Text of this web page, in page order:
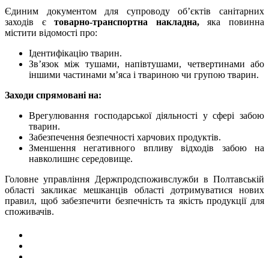
Єдиним документом для супроводу об’єктів санітарних
заходів єтоварно-транспортна накладна,яка повинна
містити відомості про:
Ідентифікацію тварин.
Зв’язок між тушами, напівтушами, четвертинами або
іншими частинами м’яса і твариною чи групою тварин.
Заходи спрямовані на:
Врегулювання господарської діяльності у сфері забою
тварин.
Забезпечення безпечності харчових продуктів.
Зменшення негативного впливу відходів забою на
навколишнє середовище.
Головне управління Держпродспоживслужби в Полтавській
області закликає мешканців області дотримуватися нових
правил, щоб забезпечити безпечність та якість продукції для
споживачів.